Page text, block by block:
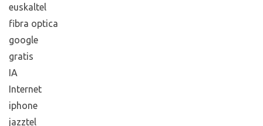
euskaltel
fibra optica
google
gratis
IA
Internet
iphone
jazztel